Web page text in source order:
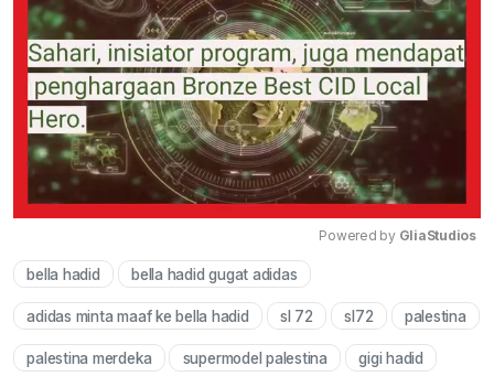
Powered by GliaStudios
bella hadid bella hadid gugat adidas
adidas minta maaf ke bella hadid sl 72 sl72 palestina
palestina merdeka supermodel palestina gigi hadid